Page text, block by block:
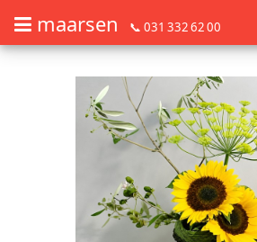
Barrierefrei Blumen bestellen mit
maarsen 📞 031 332 62 00
Barrierefrei Blumen bestellen mit